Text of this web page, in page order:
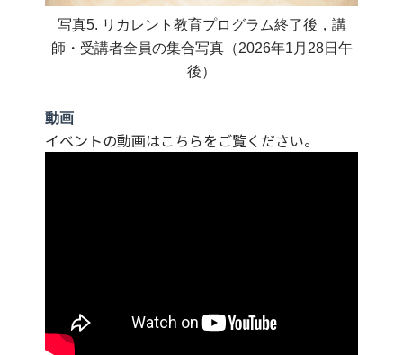
写真5. リカレント教育プログラム終了後，講
師・受講者全員の集合写真（2026年1月28日午
後）
動画
イベントの動画はこちらをご覧ください。